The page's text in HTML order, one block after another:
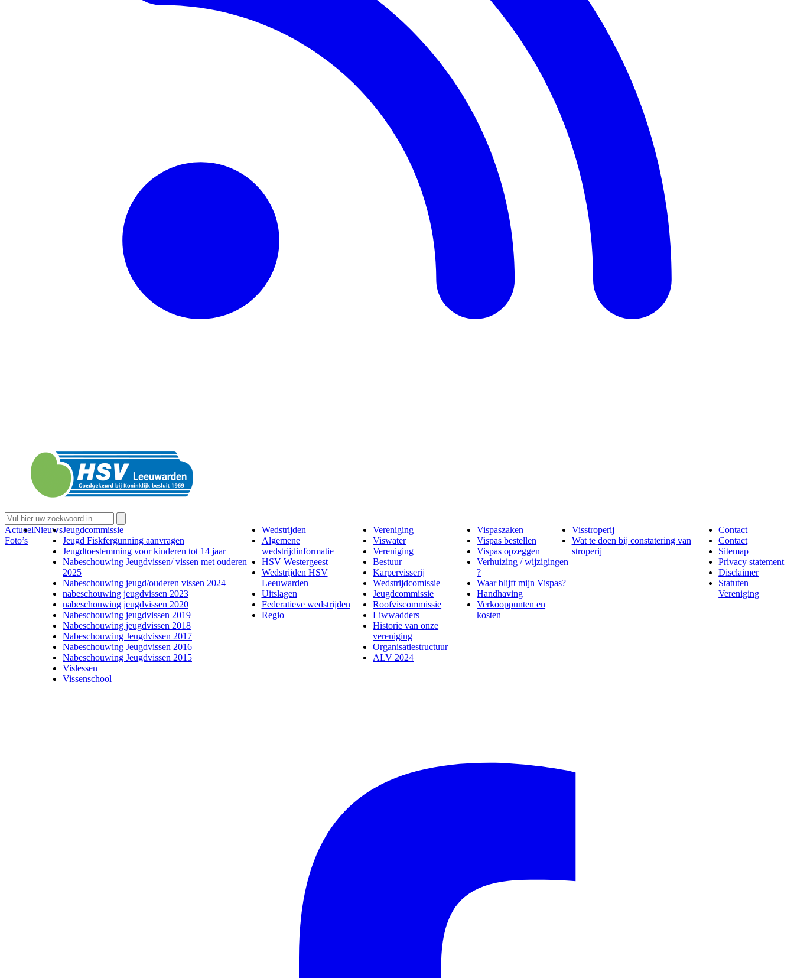
Actueel
Foto’s
NieuwsJeugdcommissie
Jeugd Fiskfergunning aanvragen
Jeugdtoestemming voor kinderen tot 14 jaar
Nabeschouwing Jeugdvissen/ vissen met ouderen
2025
Nabeschouwing jeugd/ouderen vissen 2024
nabeschouwing jeugdvissen 2023
nabeschouwing jeugdvissen 2020
Nabeschouwing jeugdvissen 2019
Nabeschouwing jeugdvissen 2018
Nabeschouwing Jeugdvissen 2017
Nabeschouwing Jeugdvissen 2016
Nabeschouwing Jeugdvissen 2015
Vislessen
Vissenschool
Wedstrijden
Algemene
wedstrijdinformatie
HSV Westergeest
Wedstrijden HSV
Leeuwarden
Uitslagen
Federatieve wedstrijden
Regio
Vereniging
Viswater
Vereniging
Bestuur
Karpervisserij
Wedstrijdcomissie
Jeugdcommissie
Roofviscommissie
Liwwadders
Historie van onze
vereniging
Organisatiestructuur
ALV 2024
Vispaszaken
Vispas bestellen
Vispas opzeggen
Verhuizing / wijzigingen
?
Waar blijft mijn Vispas?
Handhaving
Verkooppunten en
kosten
Visstroperij
Wat te doen bij constatering van
stroperij
Contact
Contact
Sitemap
Privacy statement
Disclaimer
Statuten
Vereniging